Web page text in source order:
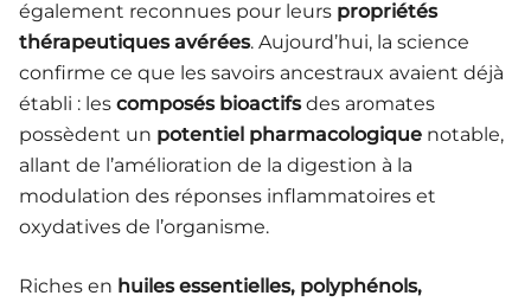
également reconnues pour leurs propriétés
thérapeutiques avérées. Aujourd’hui, la science
confirme ce que les savoirs ancestraux avaient déjà
établi : les composés bioactifsdes aromates
possèdent un potentiel pharmacologique notable,
allant de l’amélioration de la digestion à la
modulation des réponses inflammatoires et
oxydatives de l’organisme.
Riches en huiles essentielles, polyphénols,